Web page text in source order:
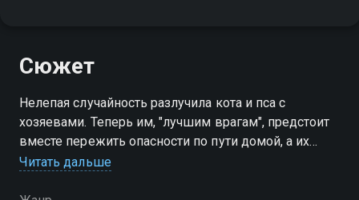
Сюжет
Нелепая случайность разлучила кота и пса с
хозяевами. Теперь им, "лучшим врагам", предстоит
вместе пережить опасности по пути домой, а их
владельцы объединят усилия ради любимцев
Читать дальше